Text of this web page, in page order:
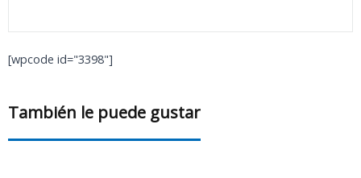
[wpcode id="3398"]
También le puede gustar